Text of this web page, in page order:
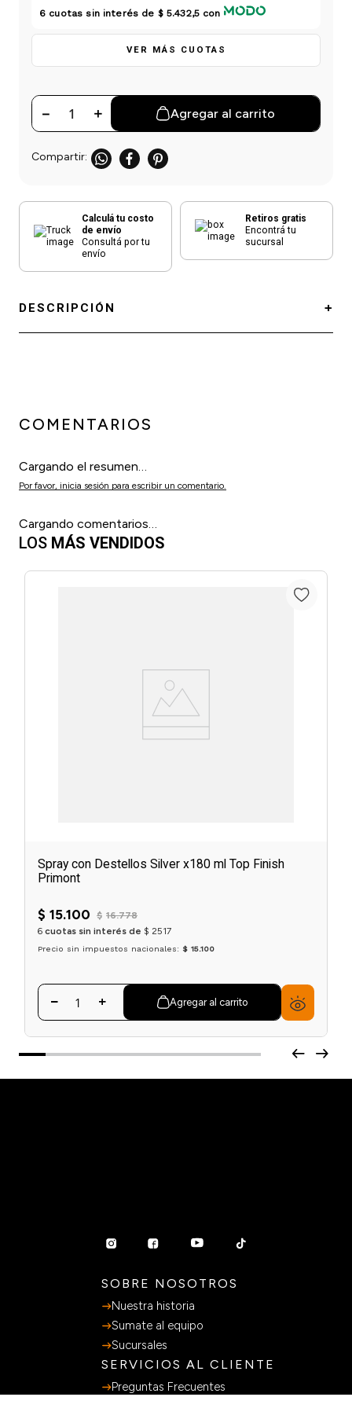
Ceras
Sanitizantes
Secadores
6 cuotas sin interés de $ 5.432,5con
VER MÁS CUOTAS
＋
－ Agregar al carrito
Calculá tu costo
de envío
Consultá por tu
envío
Retiros gratis
Encontrá tu
sucursal
DESCRIPCIÓN
COMENTARIOS
Cargando el resumen…
Por favor, inicia sesión para escribir un comentario.
Cargando comentarios…
LOS MÁS VENDIDOS
Spray con Destellos Silver x180 ml Top Finish
Primont
$ 15.100 $ 16.778
6 cuotas sin interés de $ 2517
Precio sin impuestos nacionales: $ 15.100
Agregar al carrito
SOBRE NOSOTROS
Nuestra historia
Sumate al equipo
Sucursales
SERVICIOS AL CLIENTE
Preguntas Frecuentes